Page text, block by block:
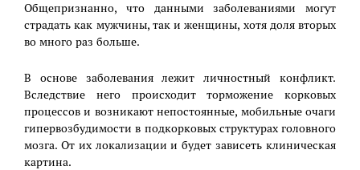
Общепризнанно, что данными заболеваниями могут
страдать как мужчины, так и женщины, хотя доля вторых
во много раз больше.
В основе заболевания лежит личностный конфликт.
Вследствие него происходит торможение корковых
процессов и возникают непостоянные, мобильные очаги
гипервозбудимости в подкорковых структурах головного
мозга. От их локализации и будет зависеть клиническая
картина.